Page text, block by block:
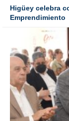
Higüey celebra
Emprendimiento